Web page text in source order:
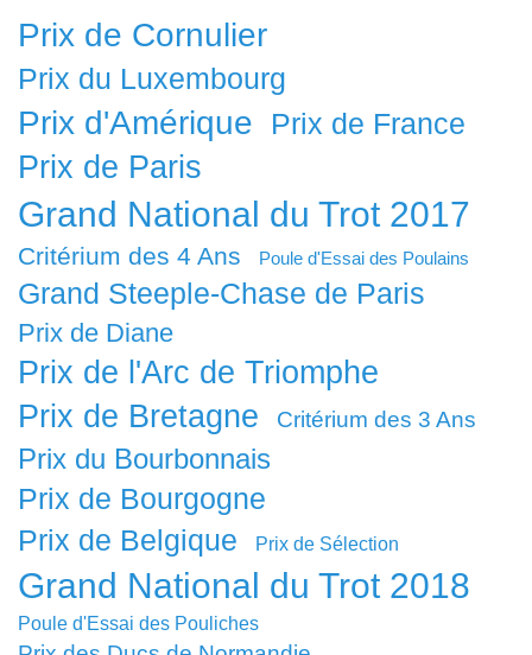
Prix de Cornulier
Prix du Luxembourg
Prix d'Amérique Prix de France
Prix de Paris
Grand National du Trot 2017
Critérium des 4 Ans Poule d'Essai des Poulains
Grand Steeple-Chase de Paris
Prix de Diane
Prix de l'Arc de Triomphe
Prix de Bretagne
Critérium des 3 Ans
Prix du Bourbonnais
Prix de Bourgogne
Prix de Belgique
Prix de Sélection
Grand National du Trot 2018
Poule d'Essai des Pouliches